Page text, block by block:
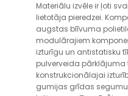
Materiālu izvēle ir ļoti
lietotāja pieredzei.
augstas blīvuma
modulārajiem
izturīgu un antistatisku
pulverveida
konstrukcionālajai
gumijas grīdas